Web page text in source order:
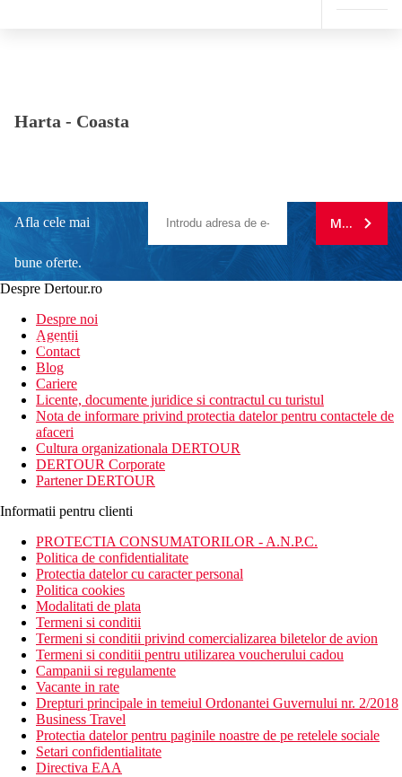
Harta - Coasta
Afla cele mai
bune oferte.
newsletter!
MA
Despre Dertour.ro
Despre noi
Agentii
Contact
Blog
Cariere
Licente, documente juridice si contractul cu turistul
Nota de informare privind protectia datelor pentru contactele de
afaceri
Cultura organizationala DERTOUR
DERTOUR Corporate
Partener DERTOUR
Informatii pentru clienti
PROTECTIA CONSUMATORILOR - A.N.P.C.
Politica de confidentialitate
Protectia datelor cu caracter personal
Politica cookies
Modalitati de plata
Termeni si conditii
Termeni si conditii privind comercializarea biletelor de avion
Termeni si conditii pentru utilizarea voucherului cadou
Campanii si regulamente
Vacante in rate
Drepturi principale in temeiul Ordonantei Guvernului nr. 2/2018
Business Travel
Protectia datelor pentru paginile noastre de pe retelele sociale
Setari confidentialitate
Directiva EAA